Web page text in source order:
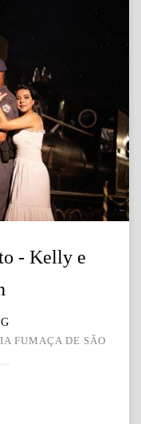
- Kelly e
FUMAÇA DE SÃO